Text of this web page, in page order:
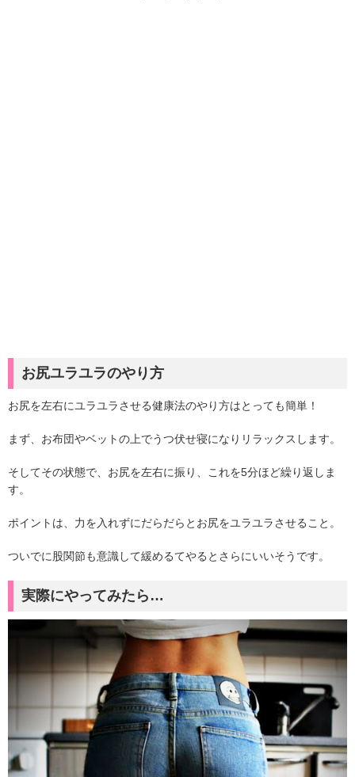
お尻ユラユラのやり方
お尻を左右にユラユラさせる健康法のやり方はとっても簡単！
まず、お布団やベットの上でうつ伏せ寝になりリラックスします。
そしてその状態で、お尻を左右に振り、これを5分ほど繰り返しま
す。
ポイントは、力を入れずにだらだらとお尻をユラユラさせること。
ついでに股関節も意識して緩めるてやるとさらにいいそうです。
実際にやってみたら…